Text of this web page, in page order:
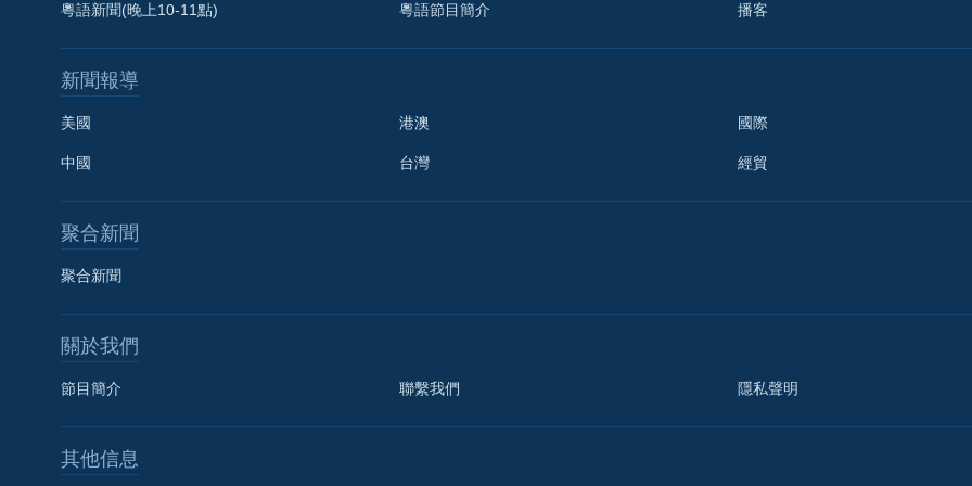
粵語新聞(晚上10-11點) 粵語節目簡介 播客
新聞報導
美國
中國
港澳
台灣
國際
經貿
聚合新聞
聚合新聞
關於我們
節目簡介 聯繫我們 隱私聲明
其他信息